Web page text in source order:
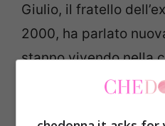
Giulio, il fratello
2000, ha parlato
stanno vivendo nella
Fratello Vip 2020.